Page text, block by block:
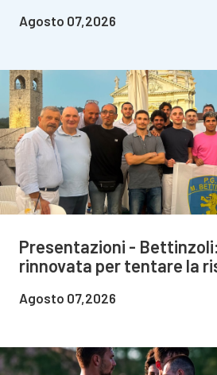
Agosto 07,2026
Presentazioni -
rinnovata per tentare la
Agosto 07,2026